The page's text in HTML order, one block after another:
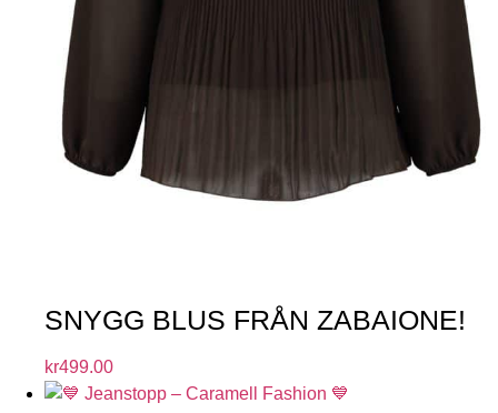
SNYGG BLUS FRÅN ZABAIONE!
kr499.00